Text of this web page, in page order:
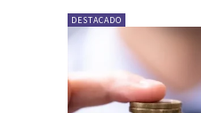
DESTACADO